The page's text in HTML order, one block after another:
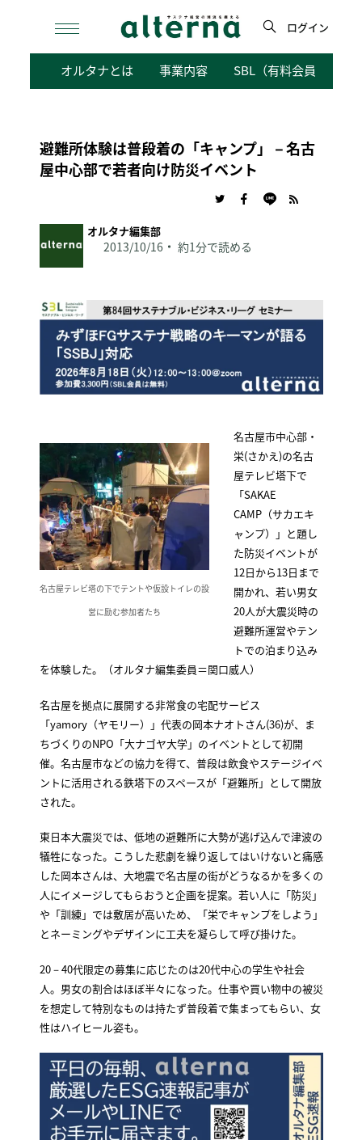
検
ログイン
オルタナとは 事業内容 SBL（有料会員向けサ
避難所体験は普段着の「キャンプ」－名古
屋中心部で若者向け防災イベント
オルタナ編集部
2013/10/16 約1分で読める
名古屋テレビ塔の下でテントや仮設トイレの設
営に励む参加者たち
名古屋市中心部・
栄(さかえ)の名古
屋テレビ塔下で
「SAKAE
CAMP（サカエキ
ャンプ）」と題し
た防災イベントが
12日から13日まで
開かれ、若い男女
20人が大震災時の
避難所運営やテン
トでの泊まり込み
を体験した。（オルタナ編集委員＝関口威人）
名古屋を拠点に展開する非常食の宅配サービス
「yamory（ヤモリー）」代表の岡本ナオトさん(36)が、ま
ちづくりのNPO「大ナゴヤ大学」のイベントとして初開
催。名古屋市などの協力を得て、普段は飲食やステージイベ
ントに活用される鉄塔下のスペースが「避難所」として開放
された。
東日本大震災では、低地の避難所に大勢が逃げ込んで津波の
犠牲になった。こうした悲劇を繰り返してはいけないと痛感
した岡本さんは、大地震で名古屋の街がどうなるかを多くの
人にイメージしてもらおうと企画を提案。若い人に「防災」
や「訓練」では敷居が高いため、「栄でキャンプをしよう」
とネーミングやデザインに工夫を凝らして呼び掛けた。
20－40代限定の募集に応じたのは20代中心の学生や社会
人。男女の割合はほぼ半々になった。仕事や買い物中の被災
を想定して特別なものは持たず普段着で集まってもらい、女
性はハイヒール姿も。